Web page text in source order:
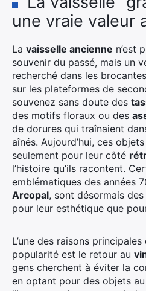
une vraie valeur
La vaisselle ancienne n’est
souvenir du passé, mais un
recherché dans les
sur les plateformes de
souvenez sans doute des
des motifs floraux ou des
de dorures qui traînaient
aînés. Aujourd’hui, ces
seulement pour leur côté
l’histoire qu’ils racontent.
emblématiques des années
Arcopal, sont désormais
pour leur esthétique que
L’une des raisons
popularité est le retour au
gens cherchent à éviter la
en optant pour des objets